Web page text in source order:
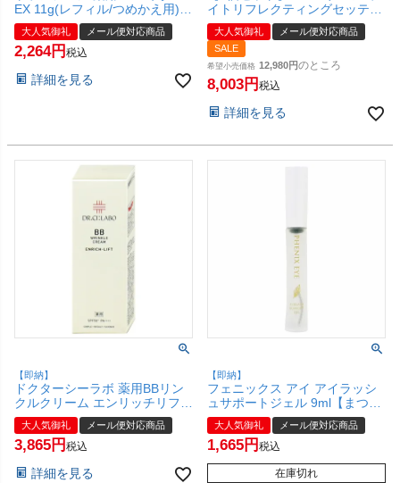
EX 11g(レフィル/つめかえ用)
【医薬部外品】 SPF50+
PA++++ 【メール便対応商品】
【SBT】(6059798)
大人気御礼 メール便対応商品
2,264 税込
詳細を見る
イトリフレクティングセッティ
ングパウダー プレスト N
#5894 10g CRYSTAL【メール
便対応商品】【SBT】
(6045484-set2)
大人気御礼
メール便対応商品
SALE
希望小売価格 12,980 のところ
8,003 税込
詳細を見る
【即納】
ドクターシーラボ 薬用BBリン
クルクリーム エンリッチリフト
30g SPF50+ PA++++
【Dr.Ci:Labo】【ファンデーシ
ョン 高機能BBクリーム 日焼け
ジュ シワ改善 ハリ】【メール
大人気御礼 メール便対応商品
3,865 税込
詳細を見る
【即納】
フェニックス アイ アイラッシ
ュサポートジェル 9ml【まつげ
パーマ まつげコーティング剤
まつげ美容液 まつ育】【メール
便対応商品】【SBT】
(6064283)
大人気御礼 メール便対応商品
1,665 税込
在庫切れ